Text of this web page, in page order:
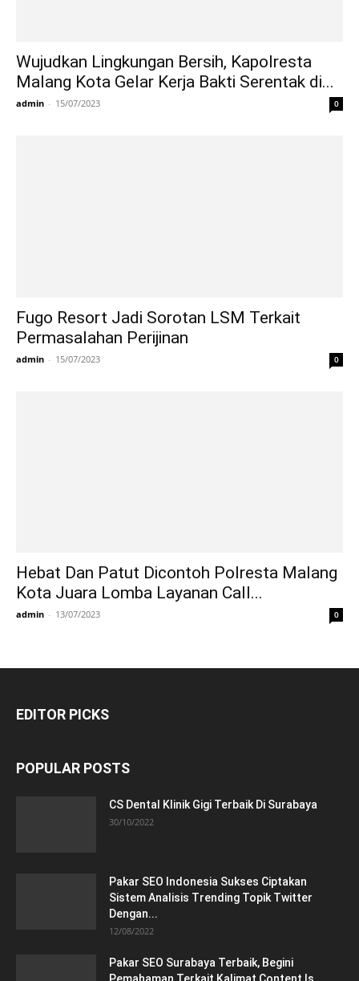
Wujudkan Lingkungan Bersih, Kapolresta
Malang Kota Gelar Kerja Bakti Serentak di...
admin - 15/07/2023 0
Fugo Resort Jadi Sorotan LSM Terkait
Permasalahan Perijinan
admin - 15/07/2023 0
Hebat Dan Patut Dicontoh Polresta Malang
Kota Juara Lomba Layanan Call...
admin - 13/07/2023 0
EDITOR PICKS
POPULAR POSTS
CS Dental Klinik Gigi Terbaik Di Surabaya
30/10/2022
Pakar SEO Indonesia Sukses Ciptakan
Sistem Analisis Trending Topik Twitter
Dengan...
12/08/2022
Pakar SEO Surabaya Terbaik, Begini